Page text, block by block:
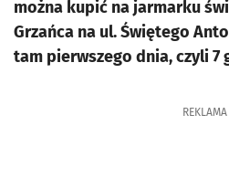
można kupić na jarmarku
Grzańca na ul. Świętego
tam pierwszego dnia, czyli 7
REKLAMA